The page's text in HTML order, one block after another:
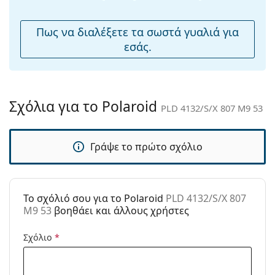
άρθρωση:
Όχι
Αξεσουάρ
Πανί
καθαρισμού:
Ναι
Τύπος:
Γυναικεία
Μάρκα:
Polaroid
PLD 4132/S/X 807 M9 53
Πως να διαλέξετε τα σωστά γυαλιά για
εσάς.
Σχόλια για το Polaroid PLD 4132/S/X 807 M9 53
Γράψε το πρώτο σχόλιο
To σχόλιό σου για το Polaroid PLD 4132/S/X 807
M9 53 βοηθάει και άλλους χρήστες
Σχόλιο *